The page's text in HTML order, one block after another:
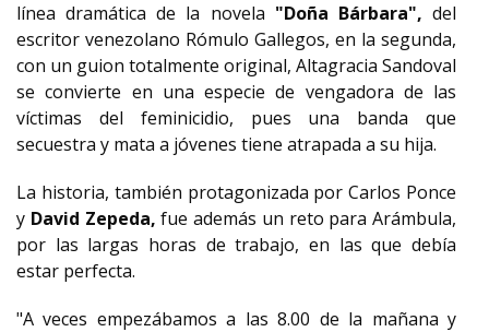
línea dramática de la novela "Doña Bárbara", del
escritor venezolano Rómulo Gallegos, en la segunda,
con un guion totalmente original, Altagracia Sandoval
se convierte en una especie de vengadora de las
víctimas del feminicidio, pues una banda que
secuestra y mata a jóvenes tiene atrapada a su hija.
La historia, también protagonizada por Carlos Ponce
y David Zepeda, fue además un reto para Arámbula,
por las largas horas de trabajo, en las que debía
estar perfecta.
"A veces empezábamos a las 8.00 de la mañana y